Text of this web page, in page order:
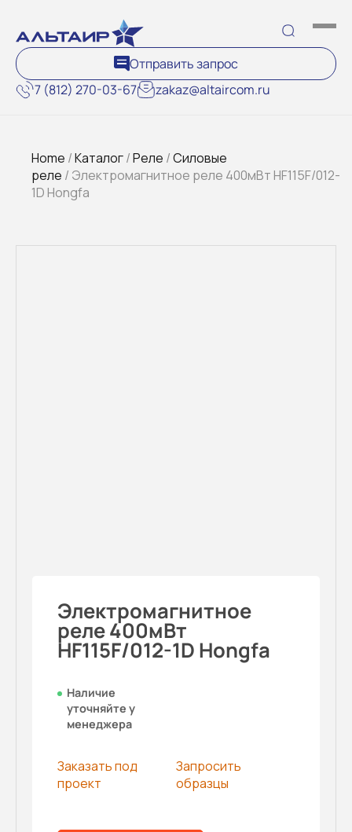
7 (812) 270-03-67 zakaz@altaircom.ru
Отправить запрос
Home /Каталог/Реле /Силовые
реле / Электромагнитное реле 400мВт HF115F/012-
1D Hongfa
Электромагнитное
реле 400мВт
HF115F/012-1D Hongfa
Наличие
уточняйте у
менеджера
Заказать под
проект
Запросить
образцы